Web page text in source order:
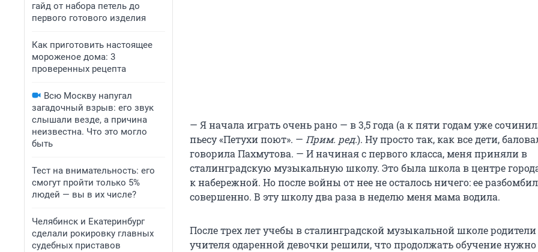
гайд от набора петель до
первого готового изделия
Как приготовить настоящее
мороженое дома: 3
проверенных рецепта
Всю Москву напугал
загадочный взрыв: его звук
слышали везде, а причина
неизвестна. Что это могло
быть
Тест на внимательность: его
смогут пройти только 5%
людей — вы в их числе?
Челябинск и Екатеринбург
сделали рокировку главных
судебных приставов
— Я начала играть очень рано — в 3,5 года (а к пяти годам уже
пьесу «Петухи поют». — Прим. ред.). Ну просто так, как все дети,
говорила Пахмутова. — И начиная с первого класса, меня приняли в
сталинградскую музыкальную школу. Это была школа в центре
к набережной. Но после войны от нее не осталось ничего: ее
совершенно. В эту школу два раза в неделю меня мама водила.
После трех лет учебы в сталинградской музыкальной школе
учителя одаренной девочки решили, что продолжать обучение